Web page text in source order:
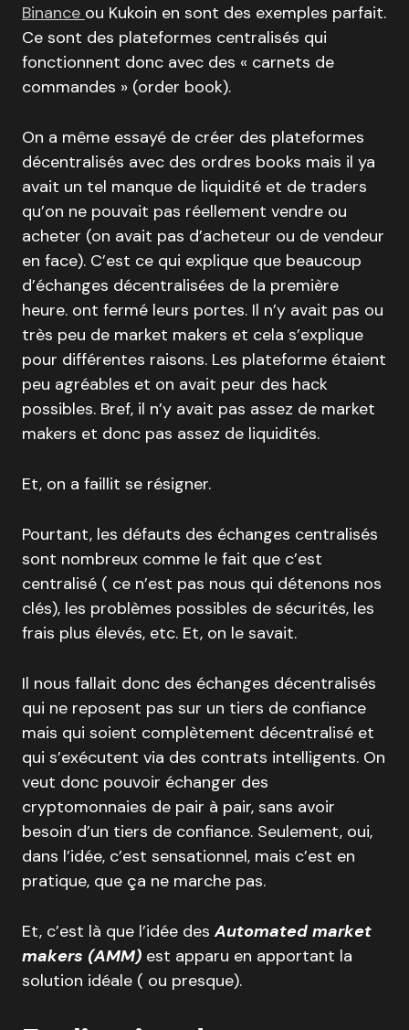
Binance ou Kukoin en sont des exemples parfait.
Ce sont des plateformes centralisés qui
fonctionnent donc avec des « carnets de
commandes » (order book).
On a même essayé de créer des plateformes
décentralisés avec des ordres books mais il ya
avait un tel manque de liquidité et de traders
qu’on ne pouvait pas réellement vendre ou
acheter (on avait pas d’acheteur ou de vendeur
en face). C’est ce qui explique que beaucoup
d’échanges décentralisées de la première
heure. ont fermé leurs portes. Il n’y avait pas ou
très peu de market makers et cela s’explique
pour différentes raisons. Les plateforme étaient
peu agréables et on avait peur des hack
possibles. Bref, il n’y avait pas assez de market
makers et donc pas assez de liquidités.
Et, on a faillit se résigner.
Pourtant, les défauts des échanges centralisés
sont nombreux comme le fait que c’est
centralisé ( ce n’est pas nous qui détenons nos
clés), les problèmes possibles de sécurités, les
frais plus élevés, etc. Et, on le savait.
Il nous fallait donc des échanges décentralisés
qui ne reposent pas sur un tiers de confiance
mais qui soient complètement décentralisé et
qui s’exécutent via des contrats intelligents. On
veut donc pouvoir échanger des
cryptomonnaies de pair à pair, sans avoir
besoin d’un tiers de confiance. Seulement, oui,
dans l’idée, c’est sensationnel, mais c’est en
pratique, que ça ne marche pas.
Et, c’est là que l’idée des Automated market
makers (AMM) est apparu en apportant la
solution idéale ( ou presque).